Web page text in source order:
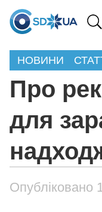
НОВИНИ
Про
для
Опубліковано